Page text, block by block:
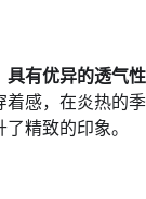
具有优异的透气性
着感，在炎热的季
精致的印象。